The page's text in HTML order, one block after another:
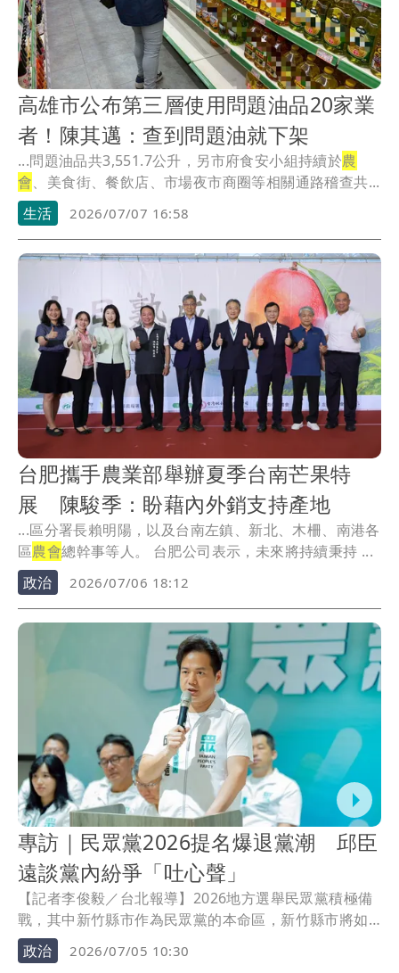
高雄市公布第三層使用問題油品20家業
者！陳其邁：查到問題油就下架
...問題油品共3,551.7公升，另市府食安小組持續於農
會、美食街、餐飲店、市場夜市商圈等相關通路稽查共...
生活
2026/07/07 16:58
台肥攜手農業部舉辦夏季台南芒果特
展 陳駿季：盼藉內外銷支持產地
...區分署長賴明陽，以及台南左鎮、新北、木柵、南港各
區農會
總幹事等人。 台肥公司表示，未來將持續秉持 ...
政治
2026/07/06 18:12
專訪｜民眾黨2026提名爆退黨潮 邱臣
遠談黨內紛爭「吐心聲」
【記者李俊毅／台北報導】2026地方選舉民眾黨積極備
戰，其中新竹縣市作為民眾黨的本命區，新竹縣市將如
何合作備受矚目。竹北市長選戰方面，民眾黨徵召前立
委、前新竹市副市長邱臣遠參選。針對民眾黨主席黃國
政治 2026/07/05 10:30